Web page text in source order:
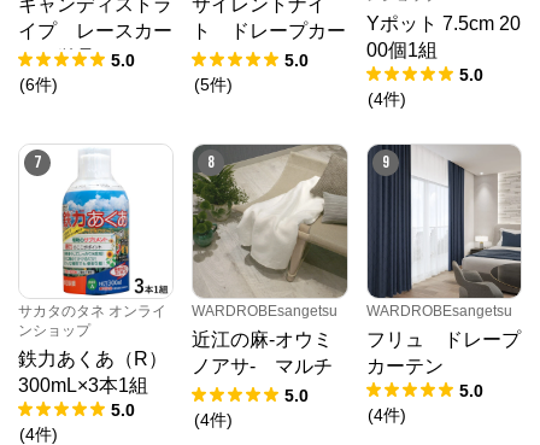
イプ レースカー
テン単品
5.0
(6件)
ト ドレープカー
テン
5.0
(5件)
Yポット 7.5cm 20
00個1組
5.0
(4件)
7
サカタのタネ オンライ
ンショップ
鉄力あくあ（R）
300mL×3本1組
5.0
(4件)
8
WARDROBEsangetsu
近江の麻-オウミ
ノアサ- マルチ
カバー
5.0
(4件)
9
WARDROBEsangetsu
フリュ ドレープ
カーテン
5.0
(4件)